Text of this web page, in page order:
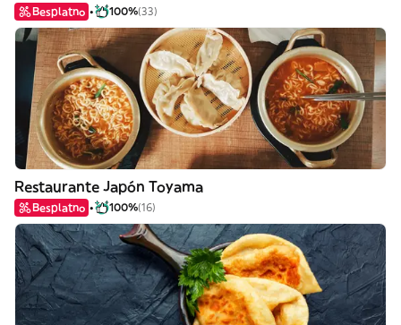
Besplatno 100%(33)
Restaurante Japón Toyama
Besplatno 100%(16)